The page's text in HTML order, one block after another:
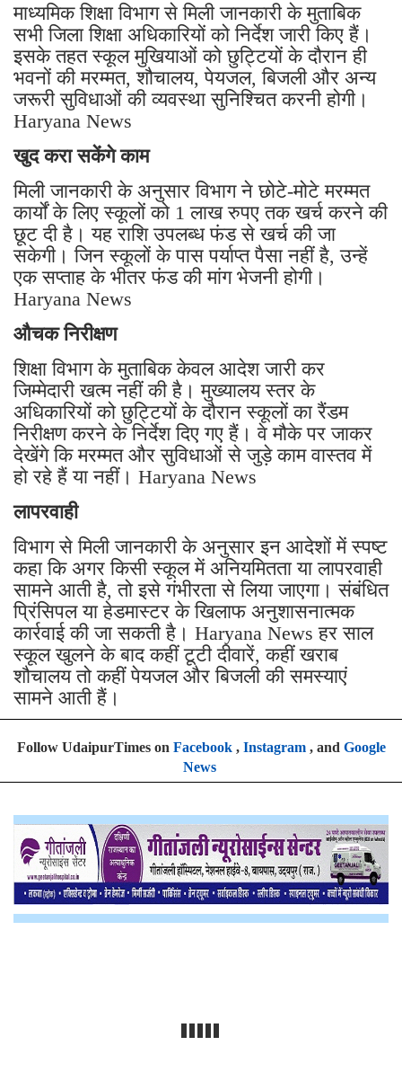
माध्यमिक शिक्षा विभाग से मिली जानकारी के मुताबिक
सभी जिला शिक्षा अधिकारियों को निर्देश जारी किए हैं।
इसके तहत स्कूल मुखियाओं को छुट्टियों के दौरान ही
भवनों की मरम्मत, शौचालय, पेयजल, बिजली और अन्य
जरूरी सुविधाओं की व्यवस्था सुनिश्चित करनी होगी।
Haryana News
खुद करा सकेंगे काम
मिली जानकारी के अनुसार विभाग ने छोटे-मोटे मरम्मत
कार्यों के लिए स्कूलों को 1 लाख रुपए तक खर्च करने की
छूट दी है। यह राशि उपलब्ध फंड से खर्च की जा
सकेगी। जिन स्कूलों के पास पर्याप्त पैसा नहीं है, उन्हें
एक सप्ताह के भीतर फंड की मांग भेजनी होगी।
Haryana News
औचक निरीक्षण
शिक्षा विभाग के मुताबिक केवल आदेश जारी कर
जिम्मेदारी खत्म नहीं की है। मुख्यालय स्तर के
अधिकारियों को छुट्टियों के दौरान स्कूलों का रैंडम
निरीक्षण करने के निर्देश दिए गए हैं। वे मौके पर जाकर
देखेंगे कि मरम्मत और सुविधाओं से जुड़े काम वास्तव में
हो रहे हैं या नहीं। Haryana News
लापरवाही
विभाग से मिली जानकारी के अनुसार इन आदेशों में स्पष्ट
कहा कि अगर किसी स्कूल में अनियमितता या लापरवाही
सामने आती है, तो इसे गंभीरता से लिया जाएगा। संबंधित
प्रिंसिपल या हेडमास्टर के खिलाफ अनुशासनात्मक
कार्रवाई की जा सकती है। Haryana News हर साल
स्कूल खुलने के बाद कहीं टूटी दीवारें, कहीं खराब
शौचालय तो कहीं पेयजल और बिजली की समस्याएं
सामने आती हैं।
Follow UdaipurTimes on Facebook, Instagram, and Google
News